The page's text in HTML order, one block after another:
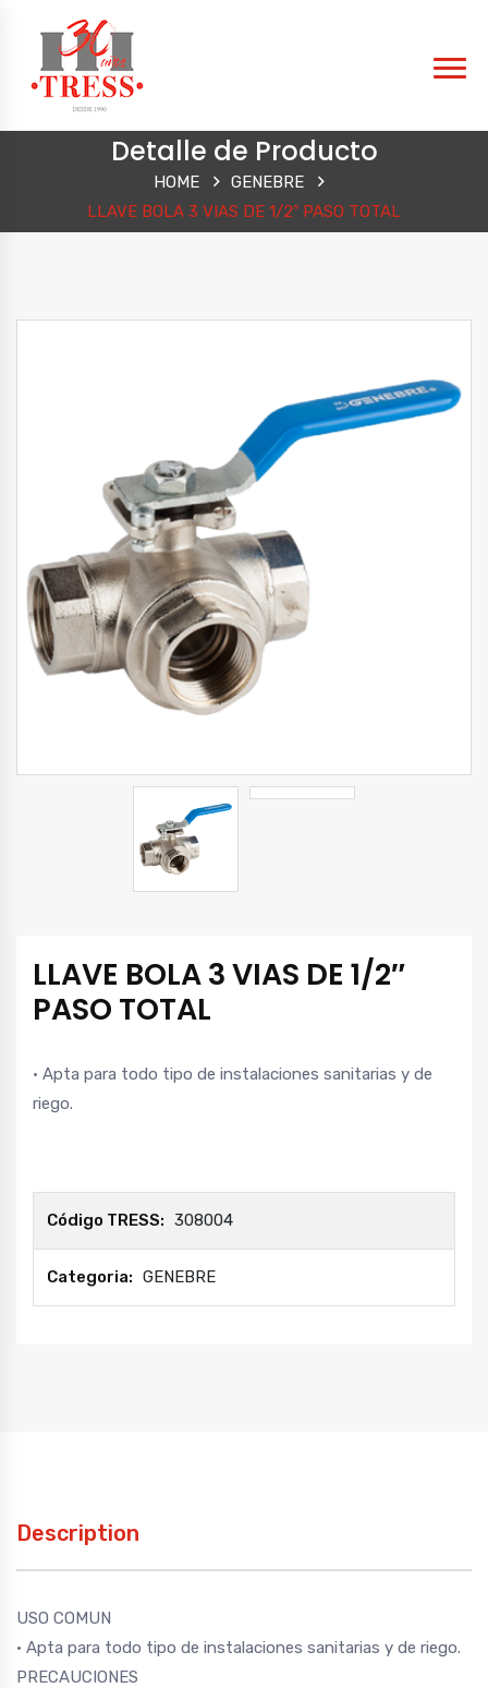
Detalle de Producto
HOME
GENEBRE
LLAVE BOLA 3 VIAS DE 1/2″ PASO TOTAL
LLAVE BOLA 3 VIAS DE 1/2″
PASO TOTAL
• Apta para todo tipo de instalaciones sanitarias y de
riego.
Código TRESS: 308004
Categoria: GENEBRE
Description
USO COMUN
• Apta para todo tipo de instalaciones sanitarias y de riego.
PRECAUCIONES